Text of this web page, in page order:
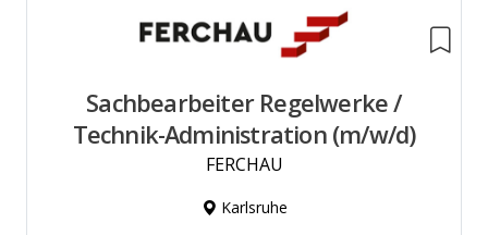
Sachbearbeiter Regelwerke /
Technik-Administration (m/w/d)
FERCHAU
Karlsruhe